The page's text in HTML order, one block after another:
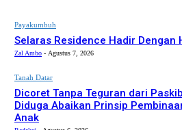
Payakumbuh
Selaras Residence Hadir Dengan
Zal Ambo - Agustus 7, 2026
Tanah Datar
Dicoret Tanpa Teguran dari
Diduga Abaikan Prinsip
Anak